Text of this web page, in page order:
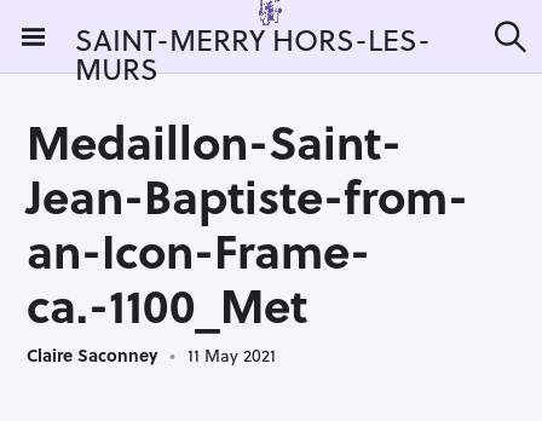
i
SAINT-MERRY HORS-LES-
MURS e
Medaillon-Saint-
Jean-Baptiste-from-
an-Icon-Frame-
ca.-1100_Met
Claire Saconney 11 May 2021